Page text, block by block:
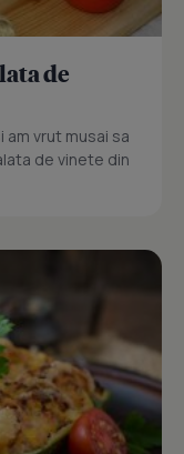
de
vrut musai sa
de vinete din